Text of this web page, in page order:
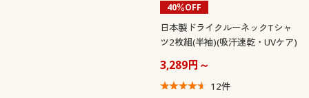
40％OFF
日本製ドライクルーネックTシャ
ツ2枚組(半袖)(吸汗速乾・UVケア)
3,289円～
12件